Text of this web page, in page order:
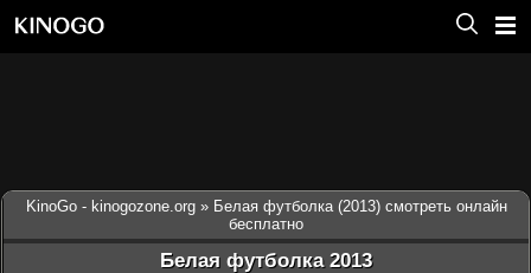
KinoGo - kinogozone.org » Белая футболка (2013) смотреть онлайн
бесплатно
Белая футболка 2013